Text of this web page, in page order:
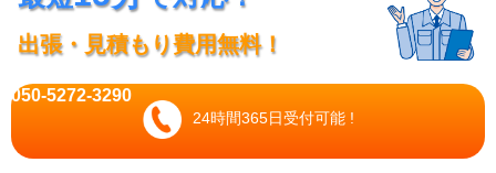
出張・見積もり費用無料！
24時間365日受付可能 !
050-5272-3290